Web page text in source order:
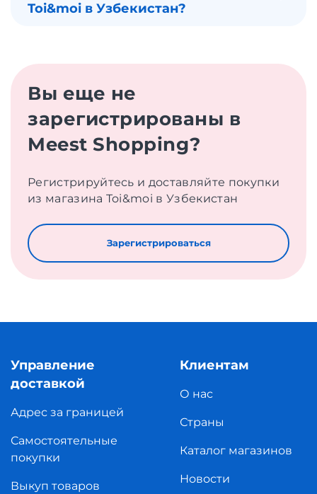
Toi&moi в Узбекистан?
Вы еще не
зарегистрированы в
Meest Shopping?
Регистрируйтесь и доставляйте покупки
из магазина Toi&moi в Узбекистан
Зарегистрироваться
Управление
доставкой
Адрес за границей
Самостоятельные
покупки
Выкуп товаров
Клиентам
О нас
Страны
Каталог магазинов
Новости